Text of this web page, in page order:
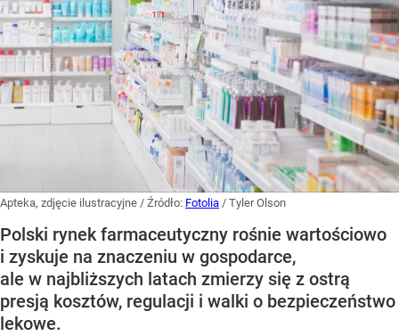
Apteka, zdjęcie ilustracyjne / Źródło: Fotolia / Tyler Olson
Polski rynek farmaceutyczny rośnie wartościowo
i zyskuje na znaczeniu w gospodarce,
ale w najbliższych latach zmierzy się z ostrą
presją kosztów, regulacji i walki o bezpieczeństwo
lekowe.